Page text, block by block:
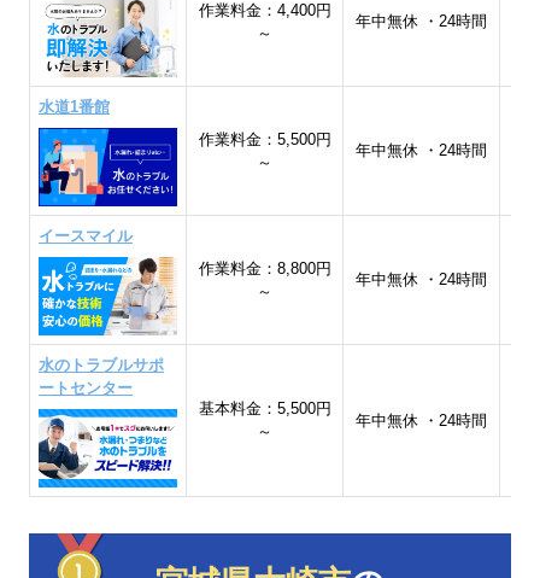
作業料金：4,400円
～
年中無休 ・24時間
水道1番館
作業料金：5,500円
～
年中無休 ・24時間
イースマイル
作業料金：8,800円
～
年中無休 ・24時間
水のトラブルサポ
ートセンター
基本料金：5,500円
～
年中無休 ・24時間